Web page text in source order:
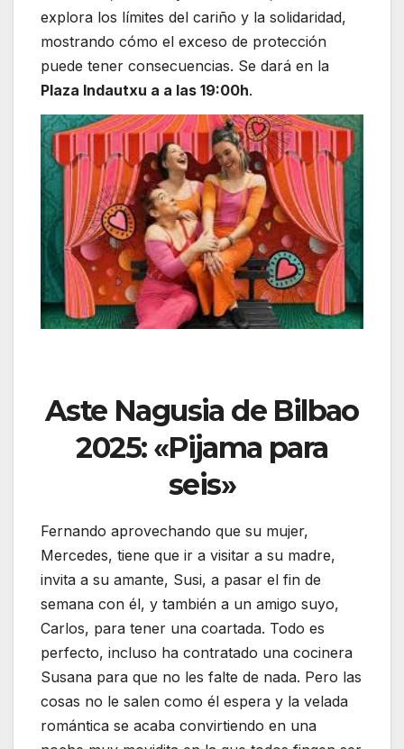
explora los límites del cariño y la solidaridad,
mostrando cómo el exceso de protección
puede tener consecuencias. Se dará en la
Plaza Indautxu a a las 19:00h.
Aste Nagusia de Bilbao
2025: «Pijama para
seis»
Fernando aprovechando que su mujer,
Mercedes, tiene que ir a visitar a su madre,
invita a su amante, Susi, a pasar el fin de
semana con él, y también a un amigo suyo,
Carlos, para tener una coartada. Todo es
perfecto, incluso ha contratado una cocinera
Susana para que no les falte de nada. Pero las
cosas no le salen como él espera y la velada
romántica se acaba convirtiendo en una